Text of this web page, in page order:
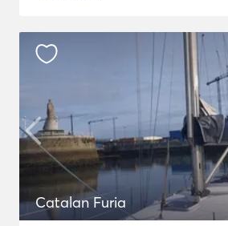
Catalan Furia